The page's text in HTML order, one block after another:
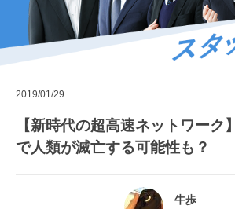
2019/01/29
【新時代の超高速ネットワーク
で人類が滅亡する可能性も？
牛歩